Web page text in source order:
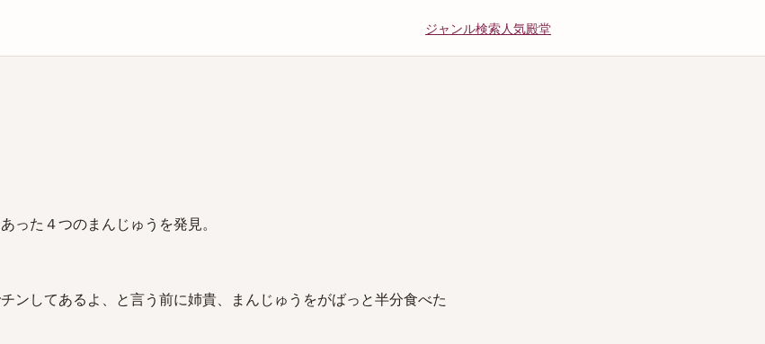
ジャンル検索人気殿堂
った４つのまんじゅうを発見。
ンしてあるよ、と言う前に姉貴、まんじゅうをがばっと半分食べた